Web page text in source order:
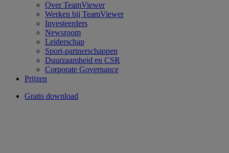
Over TeamViewer
Werken bij TeamViewer
Investeerders
Newsroom
Leiderschap
Sport-partnerschappen
Duurzaamheid en CSR
Corporate Governance
Prijzen
Gratis download